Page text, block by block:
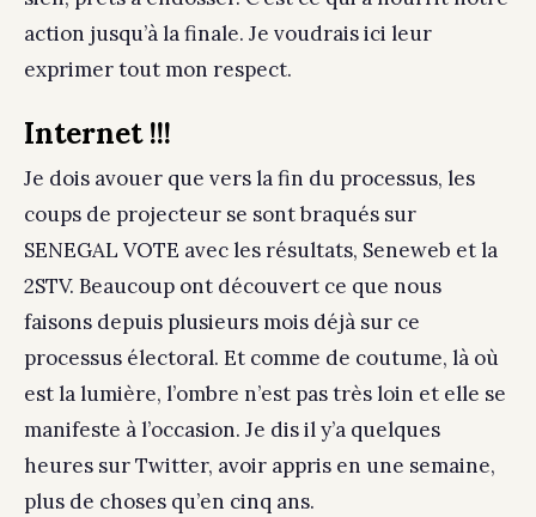
action jusqu’à la finale. Je voudrais ici leur
exprimer tout mon respect.
Internet !!!
Je dois avouer que vers la fin du processus, les
coups de projecteur se sont braqués sur
SENEGAL VOTE avec les résultats, Seneweb et la
2STV. Beaucoup ont découvert ce que nous
faisons depuis plusieurs mois déjà sur ce
processus électoral. Et comme de coutume, là où
est la lumière, l’ombre n’est pas très loin et elle se
manifeste à l’occasion. Je dis il y’a quelques
heures sur Twitter, avoir appris en une semaine,
plus de choses qu’en cinq ans.